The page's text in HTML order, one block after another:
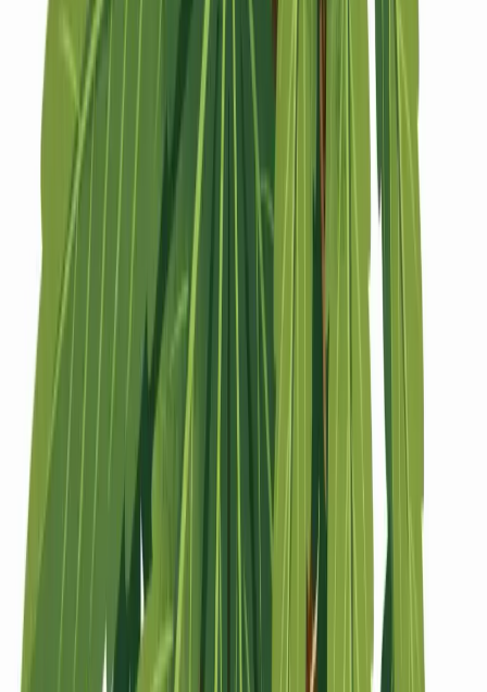
Strains Hybrid Strains
Standorte